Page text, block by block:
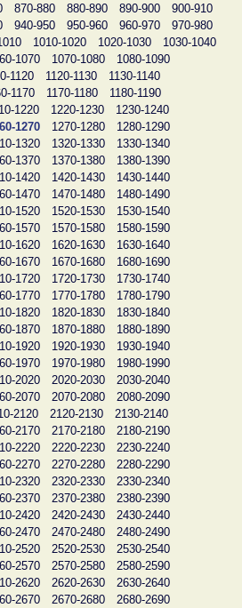
870-880 880-890 890-900
900-910
940-950 950-960 960-970
970-980
1010-1020 1020-1030
1030-1040
1070 1070-1080
1080-1090
1120 1120-1130
1130-1140
1170 1170-1180
1180-1190
1220 1220-1230
1230-1240
1270 1270-1280
1280-1290
1320 1320-1330
1330-1340
1370 1370-1380
1380-1390
1420 1420-1430
1430-1440
1470 1470-1480
1480-1490
1520 1520-1530
1530-1540
1570 1570-1580
1580-1590
1620 1620-1630
1630-1640
1670 1670-1680
1680-1690
1720 1720-1730
1730-1740
1770 1770-1780
1780-1790
1820 1820-1830
1830-1840
1870 1870-1880
1880-1890
1920 1920-1930
1930-1940
1970 1970-1980
1980-1990
2020 2020-2030
2030-2040
2070 2070-2080
2080-2090
2120 2120-2130
2130-2140
2170 2170-2180
2180-2190
2220 2220-2230
2230-2240
2270 2270-2280
2280-2290
2320 2320-2330
2330-2340
2370 2370-2380
2380-2390
2420 2420-2430
2430-2440
2470 2470-2480
2480-2490
2520 2520-2530
2530-2540
2570 2570-2580
2580-2590
2620 2620-2630
2630-2640
2670 2670-2680
2680-2690